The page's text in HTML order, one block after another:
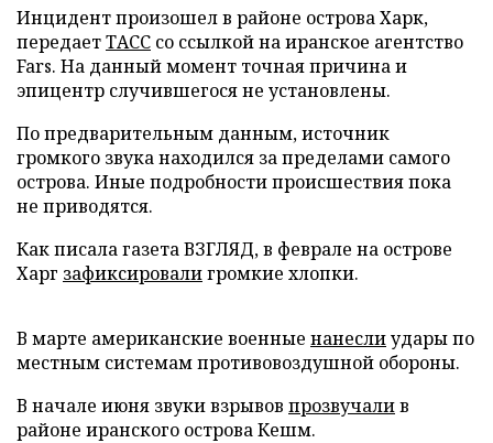
Инцидент произошел в районе острова Харк,
передаетТАСС со ссылкой на иранское агентство
Fars. На данный момент точная причина и
эпицентр случившегося не установлены.
По предварительным данным, источник
громкого звука находился за пределами самого
острова. Иные подробности происшествия пока
не приводятся.
Как писала газета ВЗГЛЯД, в феврале на острове
Харг зафиксировалигромкие хлопки.
В марте американские военные нанеслиудары по
местным системам противовоздушной обороны.
В начале июня звуки взрывов прозвучалив
районе иранского острова Кешм.